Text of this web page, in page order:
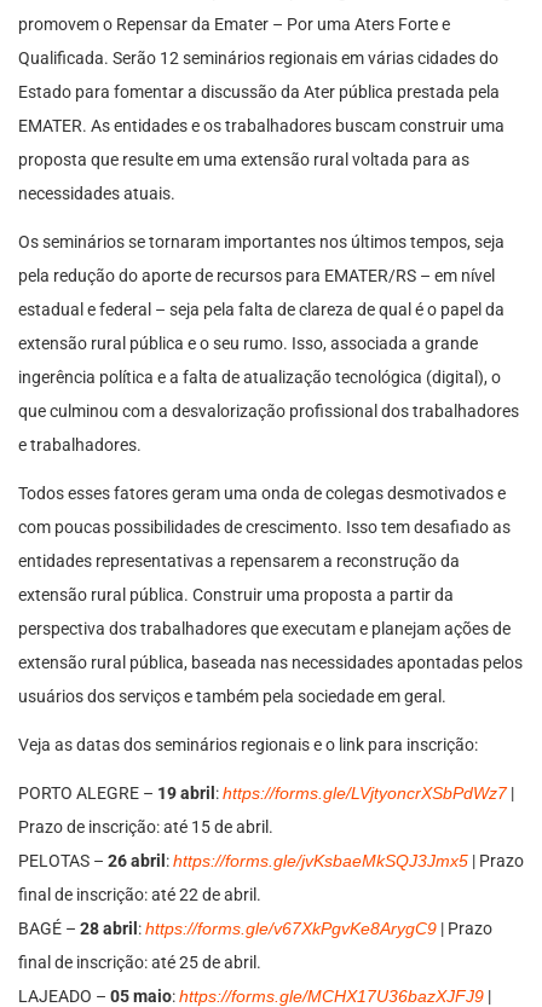
promovem o Repensar da Emater – Por uma Aters Forte e
Qualificada. Serão 12 seminários regionais em várias cidades do
Estado para fomentar a discussão da Ater pública prestada pela
EMATER. As entidades e os trabalhadores buscam construir uma
proposta que resulte em uma extensão rural voltada para as
necessidades atuais.
Os seminários se tornaram importantes nos últimos tempos, seja
pela redução do aporte de recursos para EMATER/RS – em nível
estadual e federal – seja pela falta de clareza de qual é o papel da
extensão rural pública e o seu rumo. Isso, associada a grande
ingerência política e a falta de atualização tecnológica (digital), o
que culminou com a desvalorização profissional dos trabalhadores
e trabalhadores.
Todos esses fatores geram uma onda de colegas desmotivados e
com poucas possibilidades de crescimento. Isso tem desafiado as
entidades representativas a repensarem a reconstrução da
extensão rural pública. Construir uma proposta a partir da
perspectiva dos trabalhadores que executam e planejam ações de
extensão rural pública, baseada nas necessidades apontadas pelos
usuários dos serviços e também pela sociedade em geral.
Veja as datas dos seminários regionais e o link para inscrição:
PORTO ALEGRE – 19 abril :https://forms.gle/LVjtyoncrXSbPdWz7|
Prazo de inscrição: até 15 de abril.
PELOTAS – 26 abril :https://forms.gle/jvKsbaeMkSQJ3Jmx5 | Prazo
final de inscrição: até 22 de abril.
BAGÉ – 28 abril :https://forms.gle/v67XkPgvKe8ArygC9 | Prazo
final de inscrição: até 25 de abril.
LAJEADO – 05 maio:https://forms.gle/MCHX17U36bazXJFJ9 |